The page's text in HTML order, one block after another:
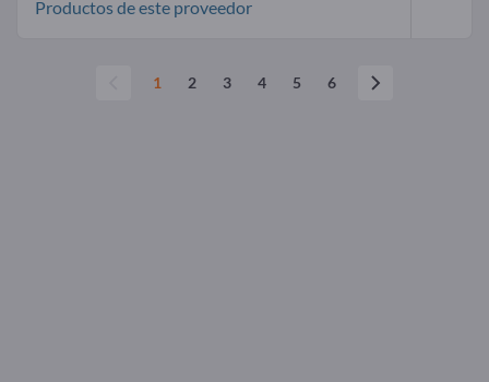
Productos de este proveedor
1 2 3 4 5 6